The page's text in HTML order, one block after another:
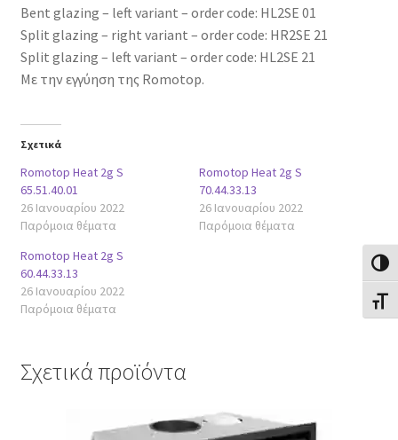
Bent glazing – left variant – order code: HL2SE 01
Split glazing – right variant – order code: HR2SE 21
Split glazing – left variant – order code: HL2SE 21
Με την εγγύηση της Romotop.
Σχετικά
Romotop Heat 2g S
65.51.40.01
26 Ιανουαρίου 2022
Παρόμοια θέματα
Romotop Heat 2g S
70.44.33.13
26 Ιανουαρίου 2022
Παρόμοια θέματα
Romotop Heat 2g S
60.44.33.13
26 Ιανουαρίου 2022
Παρόμοια θέματα
Σχετικά προϊόντα